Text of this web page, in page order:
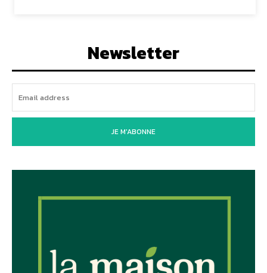
Newsletter
JE M'ABONNE